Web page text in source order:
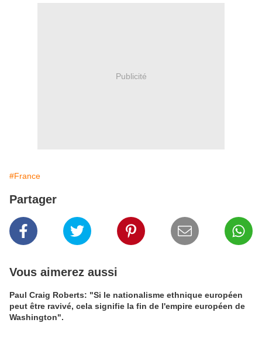
Publicité
#France
Partager
Vous aimerez aussi
Paul Craig Roberts: "Si le nationalisme ethnique européen
peut être ravivé, cela signifie la fin de l'empire européen de
Washington".